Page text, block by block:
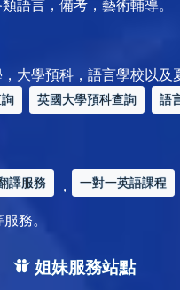
語言，備考，藝術輔導。
大學預科，語言學校以及
英國大學預科查詢 語
譯服務 ， 一對一英語課程
服務。
姐妹服務站點